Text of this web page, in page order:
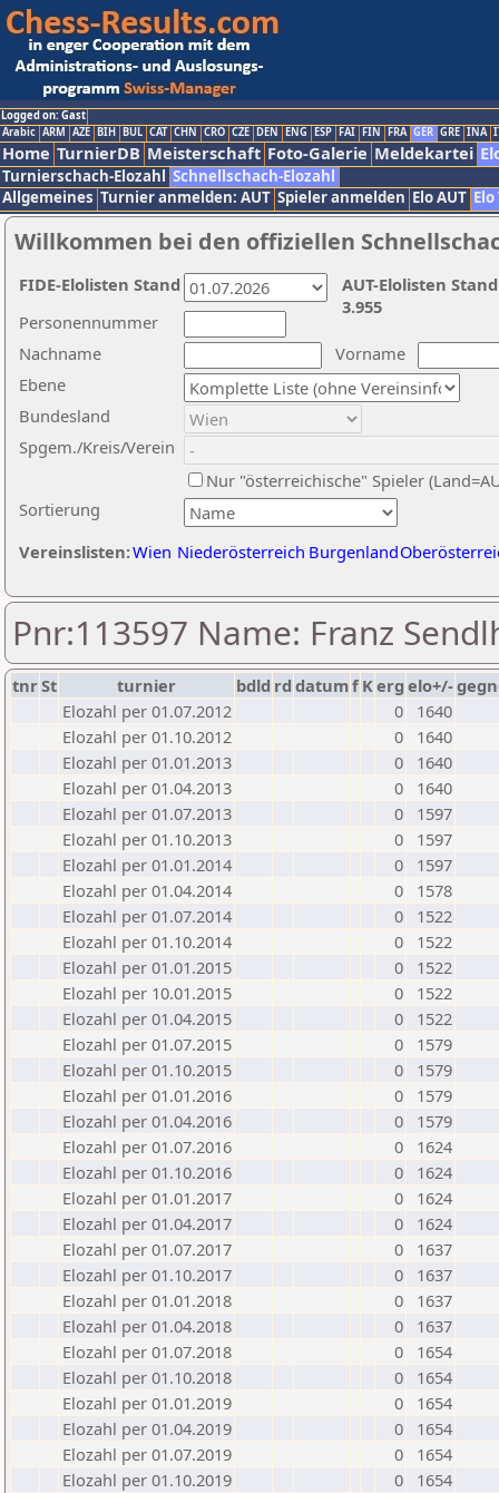
Logged on: Gast
Arabic ARM AZE BIH BUL CAT CHN CRO CZE DEN ENG ESP FAI FIN FRA GER GRE INA
Home TurnierDB Meisterschaft Foto-Galerie Meldekartei
Turnierschach-Elozahl Schnellschach-Elozahl
Allgemeines Turnier anmelden: AUT Spieler anmelden Elo AUT
Willkommen bei den offiziellen
Nachname
Vorname
Ebene
Sortierung
Personennummer
Bundesland
Spgem./Kreis/Verein
Nur "österreichische" Spieler
Vereinslisten:Wien Niederösterreich Burgenland
AUT-Elolisten
3.955
FIDE-Elolisten Stand
Pnr:113597 Name: Franz
tnrSt turnier bdld rd datumf Kerg elo+/-
Elozahl per 01.07.2012
0
1640
Elozahl per 01.10.2012
0
1640
Elozahl per 01.01.2013
0
1640
Elozahl per 01.04.2013
0
1640
Elozahl per 01.07.2013
0
1597
Elozahl per 01.10.2013
0
1597
Elozahl per 01.01.2014
0
1597
Elozahl per 01.04.2014
0
1578
Elozahl per 01.07.2014
0
1522
Elozahl per 01.10.2014
0
1522
Elozahl per 01.01.2015
0
1522
Elozahl per 10.01.2015
0
1522
Elozahl per 01.04.2015
0
1522
Elozahl per 01.07.2015
0
1579
Elozahl per 01.10.2015
0
1579
Elozahl per 01.01.2016
0
1579
Elozahl per 01.04.2016
0
1579
Elozahl per 01.07.2016
0
1624
Elozahl per 01.10.2016
0
1624
Elozahl per 01.01.2017
0
1624
Elozahl per 01.04.2017
0
1624
Elozahl per 01.07.2017
0
1637
Elozahl per 01.10.2017
0
1637
Elozahl per 01.01.2018
0
1637
Elozahl per 01.04.2018
0
1637
Elozahl per 01.07.2018
0
1654
Elozahl per 01.10.2018
0
1654
Elozahl per 01.01.2019
0
1654
Elozahl per 01.04.2019
0
1654
Elozahl per 01.07.2019
0
1654
Elozahl per 01.10.2019
0
1654